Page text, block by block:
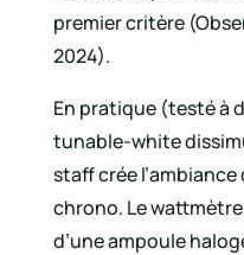
premier critère
2024).
En pratique (testé à
tunable-white
staff crée
chrono. Le wattmètre
d’une ampoule